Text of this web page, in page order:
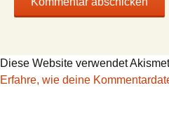
Diese Website verwendet
Erfahre, wie deine